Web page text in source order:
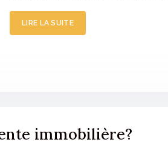
LIRE LA SUITE
immobilière?